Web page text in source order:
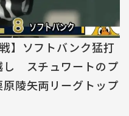
】ソフトバンク猛打
し スチュワートのプ
陵矢両リーグトップ